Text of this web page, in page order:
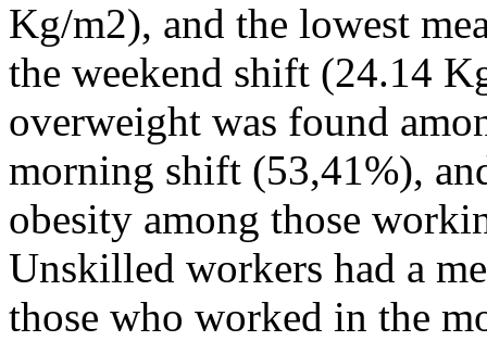
Kg/m2), and the lowest
the weekend shift (24.14
overweight was found
morning shift (53,41%),
obesity among those
Unskilled workers had a
those who worked in the